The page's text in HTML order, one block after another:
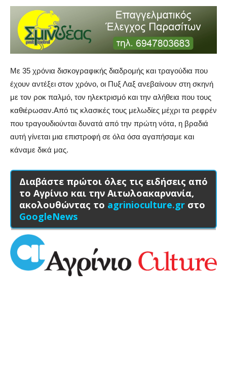
Με 35 χρόνια δισκογραφικής διαδρομής και τραγούδια που
έχουν αντέξει στον χρόνο, οι Πυξ Λαξ ανεβαίνουν στη σκηνή
με τον ροκ παλμό, τον ηλεκτρισμό και την αλήθεια που τους
καθιέρωσαν.Από τις κλασικές τους μελωδίες μέχρι τα ρεφρέν
που τραγουδιούνται δυνατά από την πρώτη νότα, η βραδιά
αυτή γίνεται μια επιστροφή σε όλα όσα αγαπήσαμε και
κάναμε δικά μας.
Διαβάστε πρώτοι όλες τις ειδήσεις από
το Αγρίνιο και την Αιτωλοακαρνανία,
ακολουθώντας το agrinioculture.gr στο
GoogleNews